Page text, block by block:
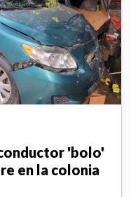
'bolo'
en la colonia